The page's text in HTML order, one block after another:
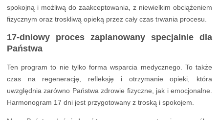
spokojną i możliwą do zaakceptowania, z niewielkim obciążeniem
fizycznym oraz troskliwą opieką przez cały czas trwania procesu.
17-dniowy proces zaplanowany specjalnie dla
Państwa
Ten program to nie tylko forma wsparcia medycznego. To także
czas na regenerację, refleksję i otrzymanie opieki, która
uwzględnia zarówno Państwa zdrowie fizyczne, jak i emocjonalne.
Harmonogram 17 dni jest przygotowany z troską i spokojem.